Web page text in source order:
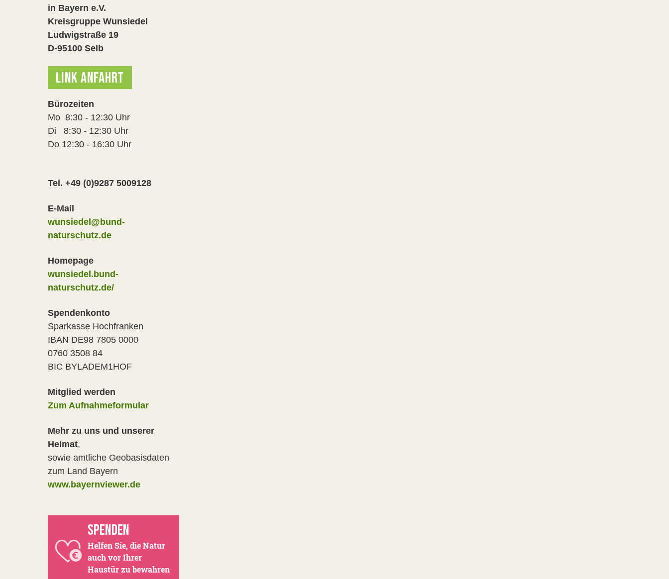
in Bayern e.V.
Kreisgruppe Wunsiedel
Ludwigstraße 19
D-95100 Selb
LINK ANFAHRT
Bürozeiten
Mo 8:30 - 12:30 Uhr
Di 8:30 - 12:30 Uhr
Do 12:30 - 16:30 Uhr
Tel. +49 (0)9287 5009128
E-Mail
wunsiedel@bund-
naturschutz.de
Homepage
wunsiedel.bund-
naturschutz.de/
Spendenkonto
Sparkasse Hochfranken
IBAN DE98 7805 0000
0760 3508 84
BIC BYLADEM1HOF
Mitglied werden
Zum Aufnahmeformular
Mehr zu uns und unserer
Heimat,
sowie amtliche Geobasisdaten
zum Land Bayern
www.bayernviewer.de
SPENDEN
Helfen Sie, die Natur
auch vor Ihrer
Haustür zu bewahren